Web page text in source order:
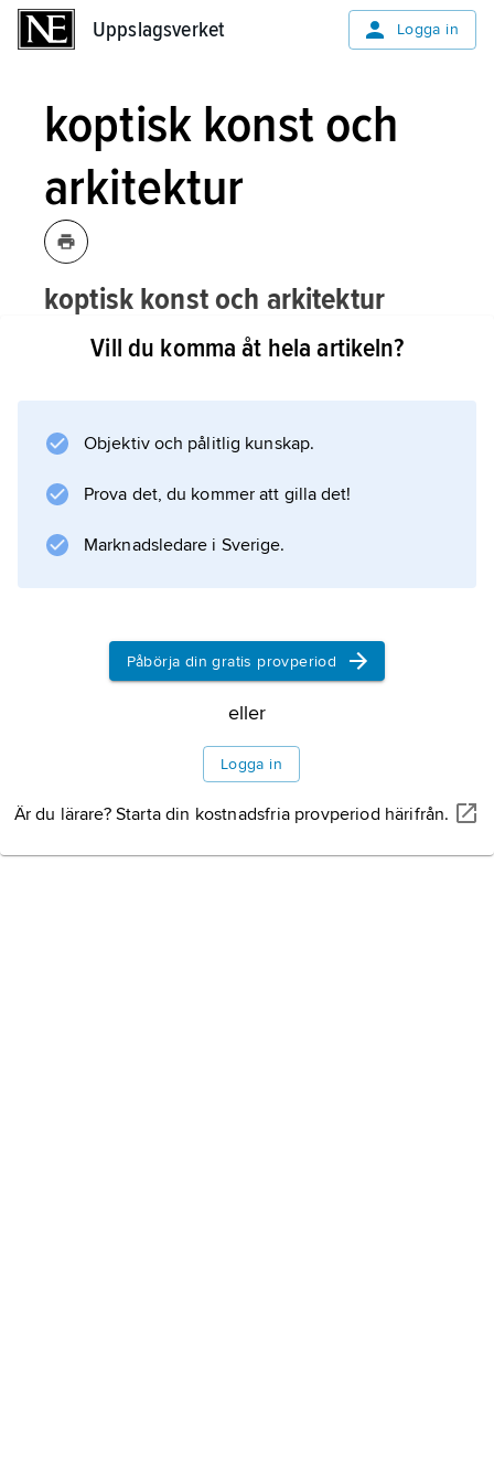
Uppslagsverket Logga in
koptisk konst och
arkitektur
koptisk konst och arkitektur
började utvecklas redan under de första
kristna århundradena och nådde sin
Utvecklingen stagnerade under 600-talet,
bevarats är från tiden efter arabernas och
islams expansion och uppvisar inflytande
Skulptur och måleri
Litteraturanvisning
Vill du komma åt hela artikeln?
Objektiv och pålitlig kunskap.
Prova det, du kommer att gilla det!
Marknadsledare i Sverige.
Påbörja din gratis provperiod
eller
Logga in
Är du lärare? Starta din kostnadsfria provperiod härifrån.